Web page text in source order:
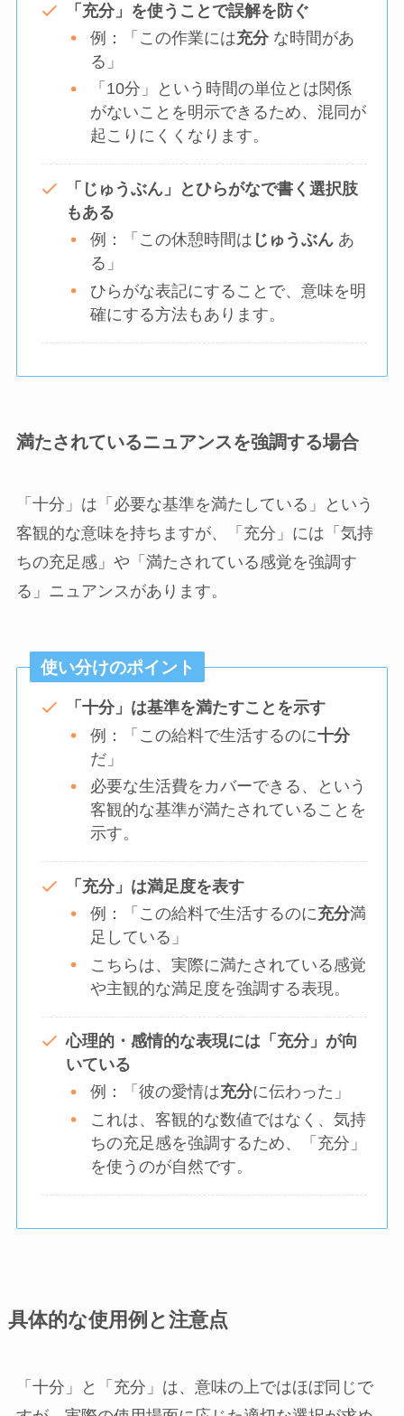
「充分」を使うことで誤解を防ぐ
例：「この作業には充分な時間があ
る」
「10分」という時間の単位とは関係
がないことを明示できるため、混同が
起こりにくくなります。
「じゅうぶん」とひらがなで書く選択肢
もある
例：「この休憩時間は じゅうぶんあ
る」
ひらがな表記にすることで、意味を明
確にする方法もあります。
満たされているニュアンスを強調する場合
「十分」は「必要な基準を満たしている」という
客観的な意味を持ちますが、「充分」には「気持
ちの充足感」や「満たされている感覚を強調す
る」ニュアンスがあります。
使い分けのポイント
「十分」は基準を満たすことを示す
例：「この給料で生活するのに十分
だ」
必要な生活費をカバーできる、という
客観的な基準が満たされていることを
示す。
「充分」は満足度を表す
例：「この給料で生活するのに充分満
足している」
こちらは、実際に満たされている感覚
や主観的な満足度を強調する表現。
心理的・感情的な表現には「充分」が向
いている
例：「彼の愛情は充分に伝わった」
これは、客観的な数値ではなく、気持
ちの充足感を強調するため、「充分」
を使うのが自然です。
具体的な使用例と注意点
「十分」と「充分」は、意味の上ではほぼ同じで